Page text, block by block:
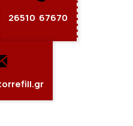
26510 67670